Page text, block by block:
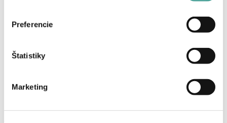
Preferencie
Štatistiky
Marketing
Košík